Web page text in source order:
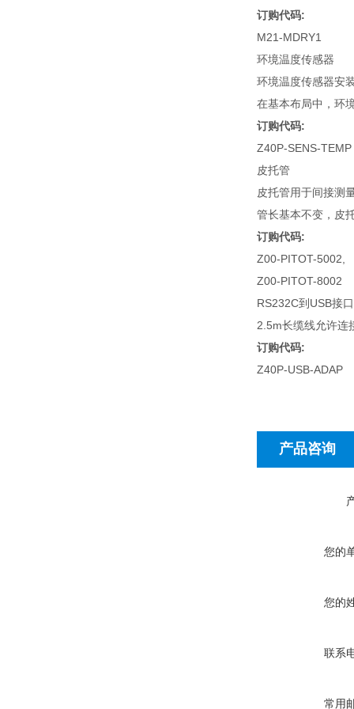
订购代码:
M21-MDRY1
环境温度传感器
环境温度传感器安
在基本布局中，环
订购代码:
Z40P-SENS-TEMP
皮托管
皮托管用于间接测
管长基本不变，皮
订购代码:
Z00-PITOT-5002,
Z00-PITOT-8002
RS232C到USB接口
2.5m长缆线允许连
订购代码:
Z40P-USB-ADAP
产品咨询
您的
您的
联系
常用